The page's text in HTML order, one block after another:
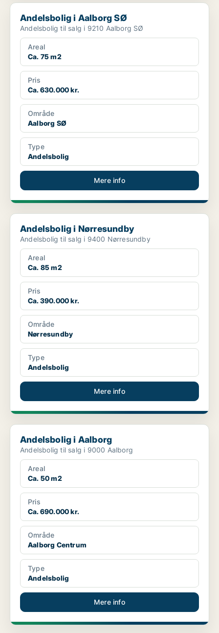
Andelsbolig i Aalborg SØ
Andelsbolig i Aalborg SØ
Andelsbolig til salg i 9210 Aalborg SØ
Areal
Ca. 75 m2
Pris
Ca. 630.000 kr.
Område
Aalborg SØ
Type
Andelsbolig
Mere info
Andelsbolig i Nørresundby
Andelsbolig i Nørresundby
Andelsbolig til salg i 9400 Nørresundby
Areal
Ca. 85 m2
Pris
Ca. 390.000 kr.
Område
Nørresundby
Type
Andelsbolig
Mere info
Andelsbolig i Aalborg
Andelsbolig i Aalborg
Andelsbolig til salg i 9000 Aalborg
Areal
Ca. 50 m2
Pris
Ca. 690.000 kr.
Område
Aalborg Centrum
Type
Andelsbolig
Mere info